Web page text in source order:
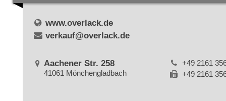
www.overlack.de
verkauf@overlack.de
Aachener Str. 258
41061 Mönchengladbach
+49 2161
+49 2161